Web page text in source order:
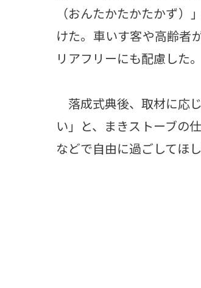
（おんたかたかたかず
けた。車いす客や高齢者
リアフリーにも配慮した。
落成式典後、取材に応
い」と、まきストーブの
などで自由に過ごしてほ